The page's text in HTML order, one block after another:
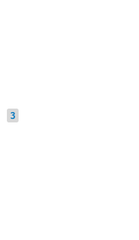
3